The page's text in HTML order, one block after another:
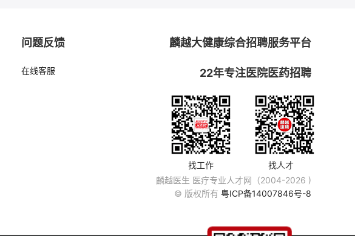
问题反馈
在线客服
麟越大健康综合招聘服务平台
22年专注医院医药招聘
找人才
找工作
麟越医生 医疗专业人才网（2004-2026 )
© 版权所有 粤ICP备14007846号-8